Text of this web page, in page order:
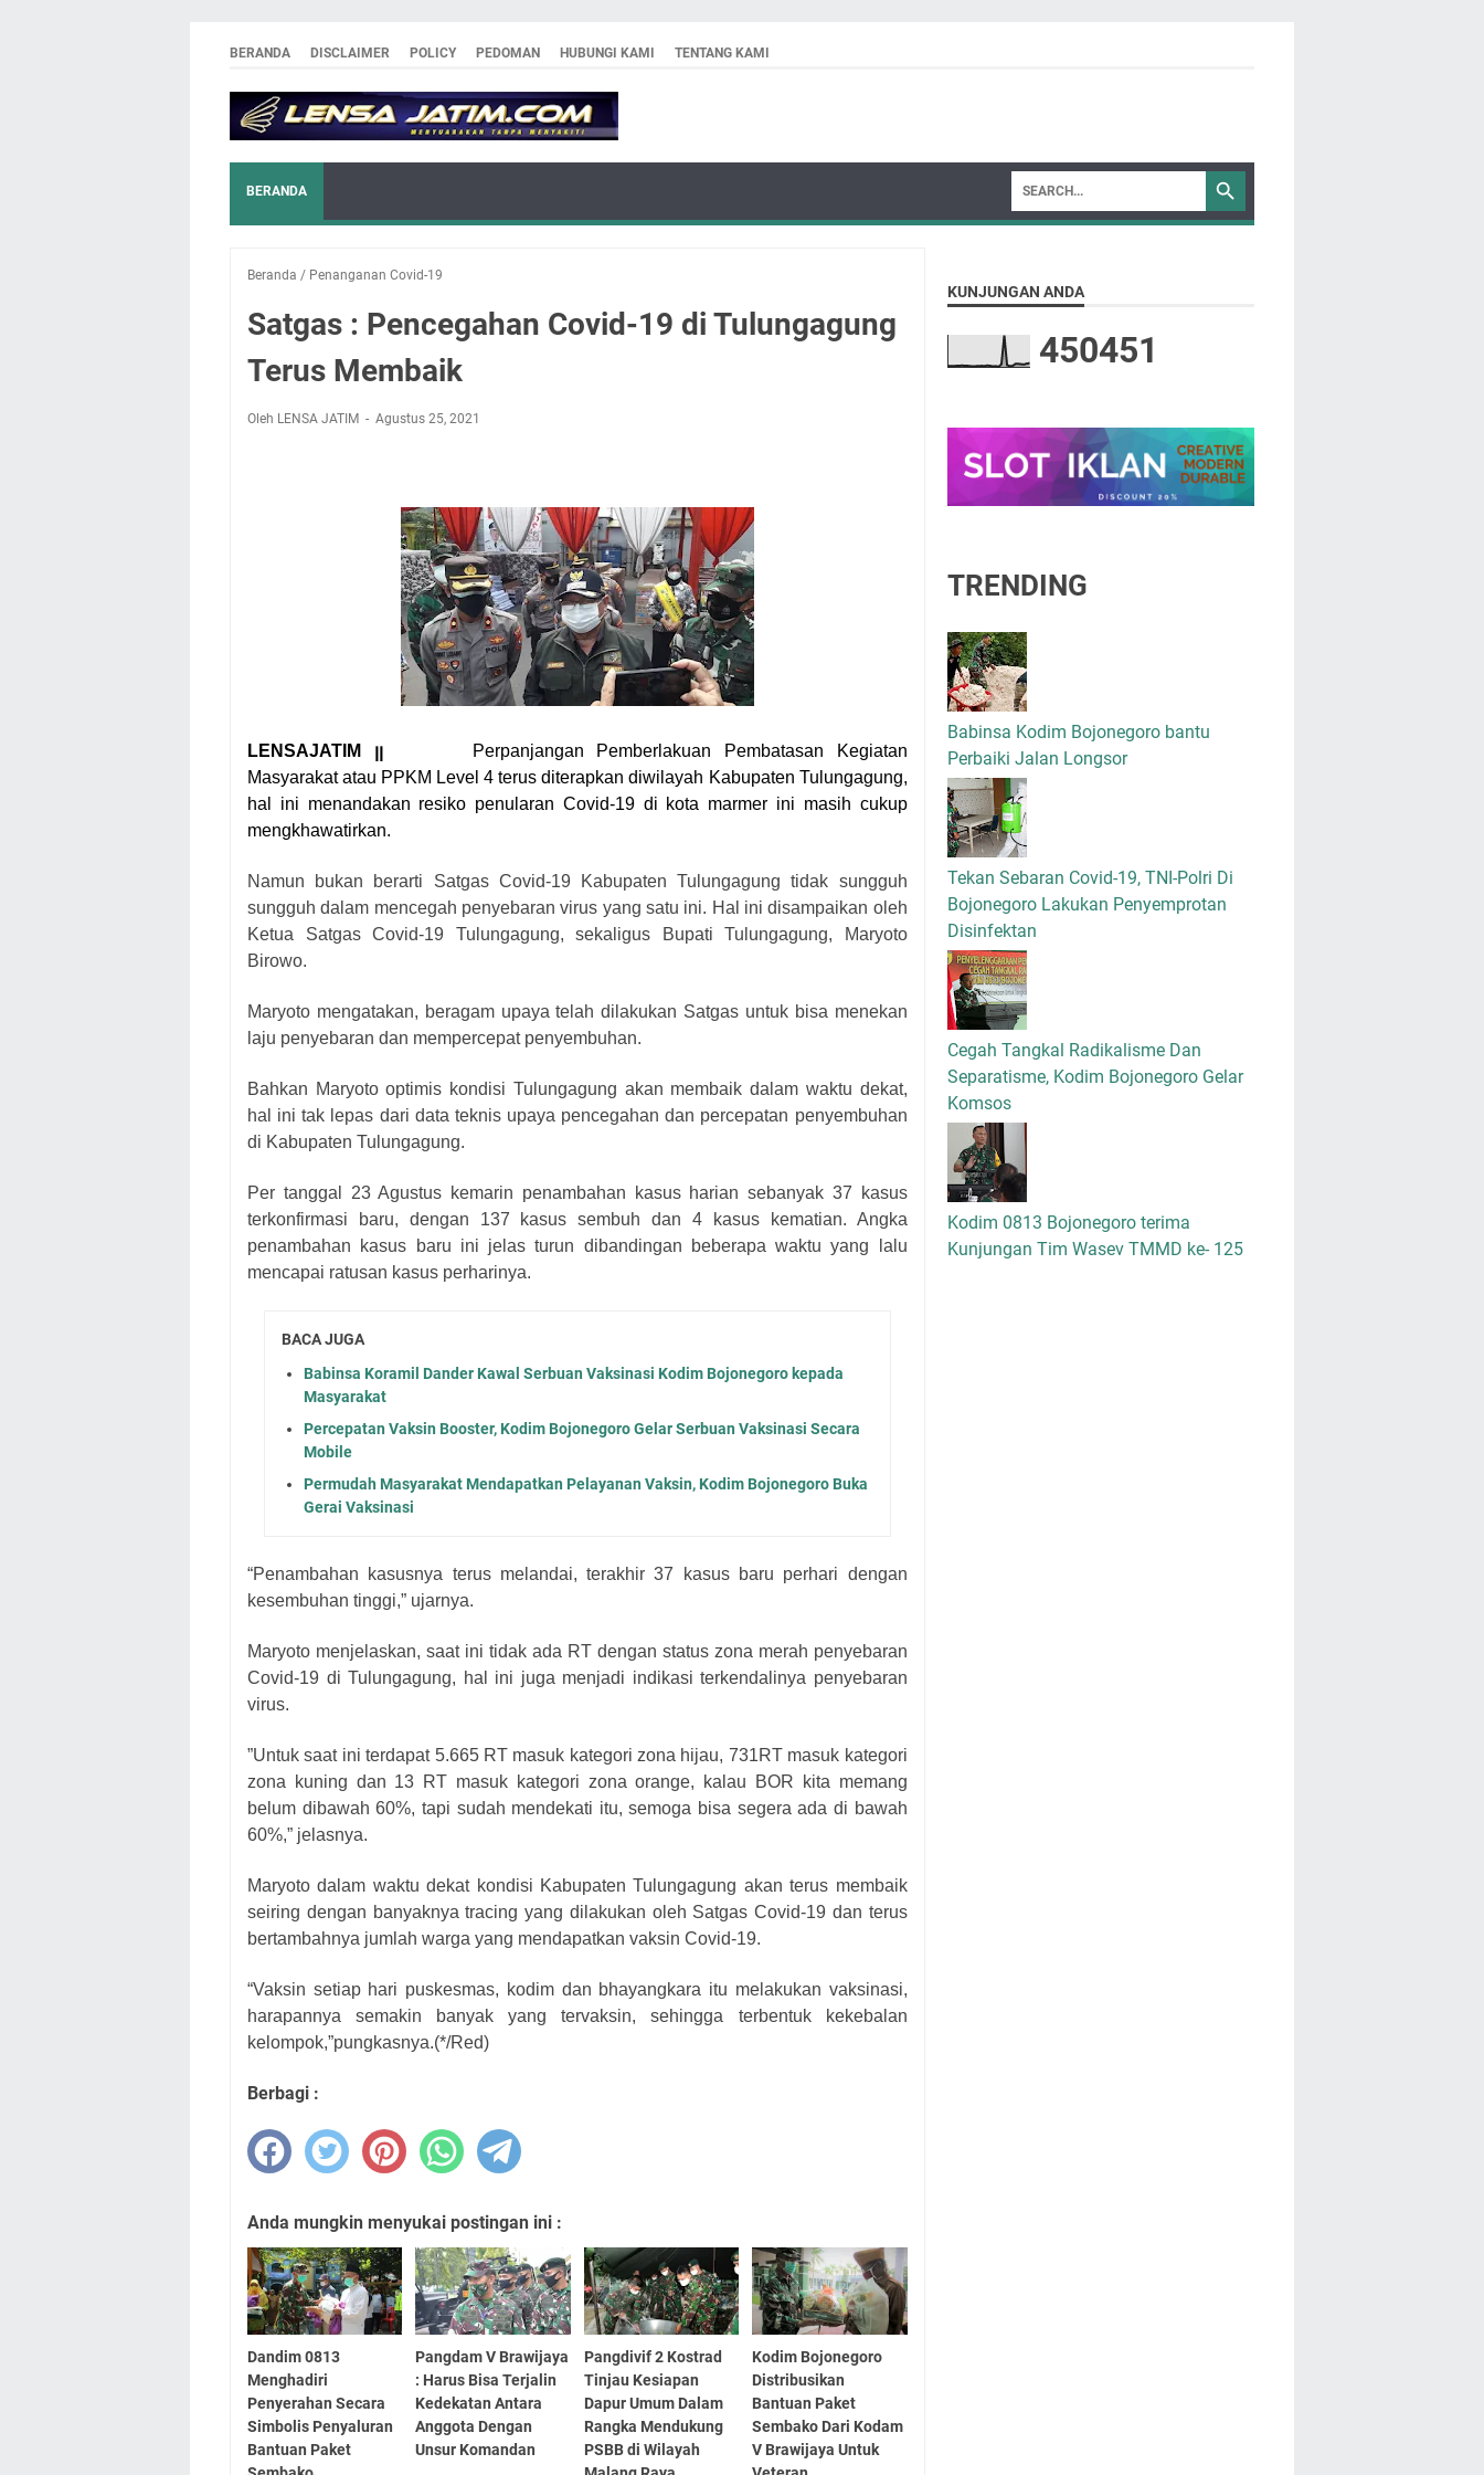
BERANDA DISCLAIMER POLICY PEDOMAN HUBUNGI KAMI TENTANG KAMI
BERANDA
Beranda / Penanganan Covid-19
Satgas : Pencegahan Covid-19 di Tulungagung
Terus Membaik
Oleh LENSA JATIM Agustus 25, 2021
LENSAJATIM ꞁꞁ Perpanjangan Pemberlakuan Pembatasan Kegiatan
Masyarakat atau PPKM Level 4 terus diterapkan diwilayah Kabupaten Tulungagung,
hal ini menandakan resiko penularan Covid-19 di kota marmer ini masih cukup
mengkhawatirkan.
Namun bukan berarti Satgas Covid-19 Kabupaten Tulungagung tidak sungguh
sungguh dalam mencegah penyebaran virus yang satu ini. Hal ini disampaikan oleh
Ketua Satgas Covid-19 Tulungagung, sekaligus Bupati Tulungagung, Maryoto
Birowo.
Maryoto mengatakan, beragam upaya telah dilakukan Satgas untuk bisa menekan
laju penyebaran dan mempercepat penyembuhan.
Bahkan Maryoto optimis kondisi Tulungagung akan membaik dalam waktu dekat,
hal ini tak lepas dari data teknis upaya pencegahan dan percepatan penyembuhan
di Kabupaten Tulungagung.
Per tanggal 23 Agustus kemarin penambahan kasus harian sebanyak 37 kasus
terkonfirmasi baru, dengan 137 kasus sembuh dan 4 kasus kematian. Angka
penambahan kasus baru ini jelas turun dibandingan beberapa waktu yang lalu
mencapai ratusan kasus perharinya.
BACA JUGA
Babinsa Koramil Dander Kawal Serbuan Vaksinasi Kodim Bojonegoro kepada
Masyarakat
Percepatan Vaksin Booster, Kodim Bojonegoro Gelar Serbuan Vaksinasi Secara
Mobile
Permudah Masyarakat Mendapatkan Pelayanan Vaksin, Kodim Bojonegoro Buka
Gerai Vaksinasi
“Penambahan kasusnya terus melandai, terakhir 37 kasus baru perhari dengan
kesembuhan tinggi,” ujarnya.
Maryoto menjelaskan, saat ini tidak ada RT dengan status zona merah penyebaran
Covid-19 di Tulungagung, hal ini juga menjadi indikasi terkendalinya penyebaran
virus.
”Untuk saat ini terdapat 5.665 RT masuk kategori zona hijau, 731RT masuk kategori
zona kuning dan 13 RT masuk kategori zona orange, kalau BOR kita memang
belum dibawah 60%, tapi sudah mendekati itu, semoga bisa segera ada di bawah
60%,” jelasnya.
Maryoto dalam waktu dekat kondisi Kabupaten Tulungagung akan terus membaik
seiring dengan banyaknya tracing yang dilakukan oleh Satgas Covid-19 dan terus
bertambahnya jumlah warga yang mendapatkan vaksin Covid-19.
“Vaksin setiap hari puskesmas, kodim dan bhayangkara itu melakukan vaksinasi,
harapannya semakin banyak yang tervaksin, sehingga terbentuk kekebalan
kelompok,”pungkasnya.(*/Red)
Berbagi :
Anda mungkin menyukai postingan ini :
Dandim 0813
Menghadiri
Penyerahan Secara
Simbolis Penyaluran
Bantuan Paket
Pangdam V Brawijaya
: Harus Bisa Terjalin
Kedekatan Antara
Anggota Dengan
Unsur Komandan
Pangdivif 2 Kostrad
Tinjau Kesiapan
Dapur Umum Dalam
Rangka Mendukung
PSBB di Wilayah
Kodim Bojonegoro
Distribusikan
Bantuan Paket
Sembako Dari Kodam
V Brawijaya Untuk
KUNJUNGAN ANDA
450451
TRENDING
Babinsa Kodim Bojonegoro bantu
Perbaiki Jalan Longsor
Tekan Sebaran Covid-19, TNI-Polri Di
Bojonegoro Lakukan Penyemprotan
Disinfektan
Cegah Tangkal Radikalisme Dan
Separatisme, Kodim Bojonegoro Gelar
Komsos
Kodim 0813 Bojonegoro terima
Kunjungan Tim Wasev TMMD ke- 125